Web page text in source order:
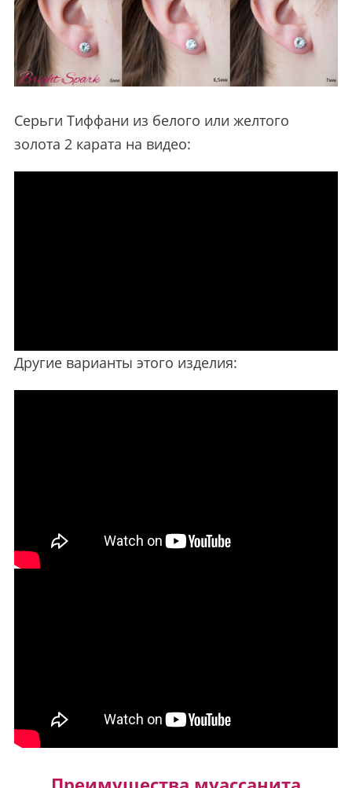
Серьги Тиффани из белого или желтого
золота 2 карата на видео:
Другие варианты этого изделия: